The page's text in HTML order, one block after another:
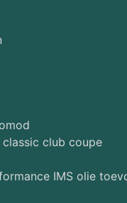
club coupe
IMS olie